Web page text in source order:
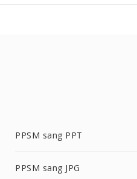
PPSM sang PPT
PPSM sang JPG